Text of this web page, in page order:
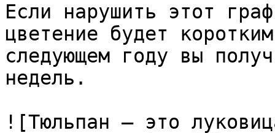
Если нарушить этот
цветение будет
следующем году вы
недель.
![Тюльпан — это